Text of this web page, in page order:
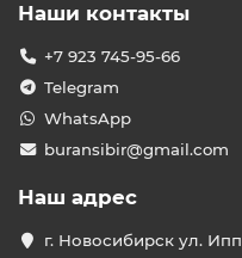
Наши контакты
+7 923 745-95-66
Telegram
WhatsApp
buransibir@gmail.com
Наш адрес
г. Новосибирск ул.